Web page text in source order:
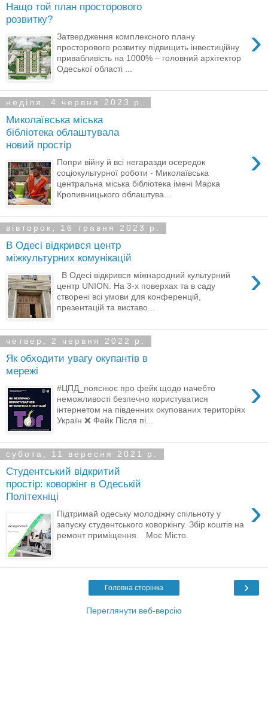
Нащо той план просторового
розвитку?
›
Затвердження комплексного плану
просторового розвитку підвищить інвестиційну
привабливість на 1000% – головний архітектор
Одеської області ...
неділя, 4 червня 2023 р.
Миколаївська міська
бібліотека облаштувала
новий простір
›
Попри війну й всі негаразди осередок
соціокультурної роботи - Миколаївська
центральна міська бібліотека імені Марка
Кропивницького облаштува...
вівторок, 16 травня 2023 р.
В Одесі відкрився центр
міжкультурних комунікацій
›
В Одесі відкрився міжнародний культурний
центр UNION. На 3-х поверхах та в саду
створені всі умови для конференцій,
презентацій та виставо...
четвер, 2 червня 2022 р.
Як обходити увагу окупантів в
мережі
›
#ЦПД_пояснює про фейк щодо начебто
неможливості безпечно користуватися
інтернетом на південних окупованих територіях
Україн ❌ Фейк Після пі...
субота, 11 вересня 2021 р.
Студентський відкритий
простір: коворкінг в Одеській
Політехніці
›
Підтримай одеську молодіжну спільноту у
запуску студентського коворкінгу. Збір коштів на
ремонт приміщення. Моє Місто.
›
Головна сторінка
Переглянути веб-версію